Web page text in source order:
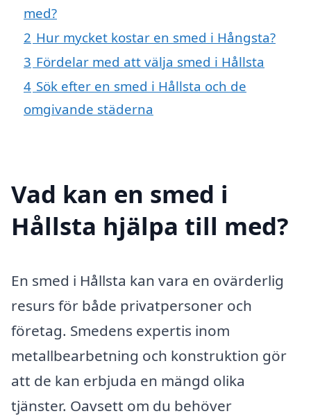
med?
2 Hur mycket kostar en smed i Hångsta?
3 Fördelar med att välja smed i Hållsta
4 Sök efter en smed i Hållsta och de
omgivande städerna
Vad kan en smed i
Hållsta hjälpa till med?
En smed i Hållsta kan vara en ovärderlig
resurs för både privatpersoner och
företag. Smedens expertis inom
metallbearbetning och konstruktion gör
att de kan erbjuda en mängd olika
tjänster. Oavsett om du behöver